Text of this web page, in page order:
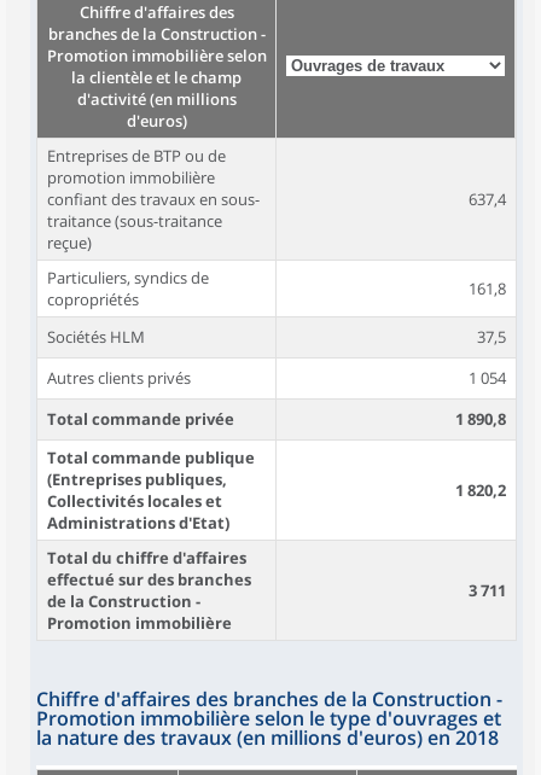
Chiffre d'affaires des
branches de la Construction -
Promotion immobilière selon
la clientèle et le champ
d'activité (en millions
d'euros)
Entreprises de BTP ou de
promotion immobilière
confiant des travaux en sous-
traitance (sous-traitance
reçue)
637,4
Particuliers, syndics de
copropriétés
161,8
Sociétés HLM
37,5
Autres clients privés
1 054
Total commande privée
1 890,8
Total commande publique
(Entreprises publiques,
Collectivités locales et
Administrations d'Etat)
1 820,2
Total du chiffre d'affaires
effectué sur des branches
de la Construction -
Promotion immobilière
3 711
Chiffre d'affaires des branches de la Construction -
Promotion immobilière selon le type d'ouvrages et
la nature des travaux (en millions d'euros) en 2018